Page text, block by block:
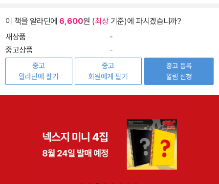
이 책을 알라딘에 6,600원 (최상기준)에 파시겠습니까?
새상품
-
중고상품
-
중고
알라딘에 팔기
중고
회원에게 팔기
중고 등록
알림 신청